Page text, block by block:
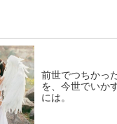
前世でつちかっ
を、今世でいか
には。